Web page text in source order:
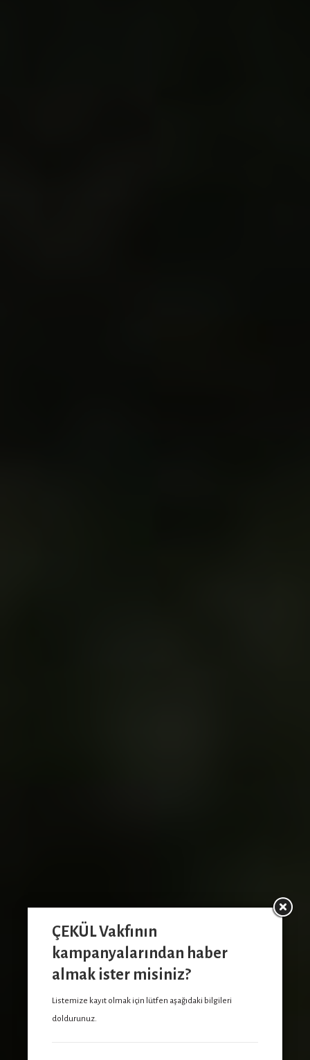
ÇEKÜL Vakfının
kampanyalarından haber
almak ister misiniz?
Listemize kayıt olmak için lütfen aşağıdaki bilgileri
doldurunuz.